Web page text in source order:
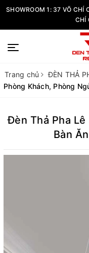
SHOWROOM 1: 37 VÕ CHÍ
CHÍ
Trang chủ ĐÈN THẢ
Phòng Khách, Phòng
Đèn Thả Pha
Bàn